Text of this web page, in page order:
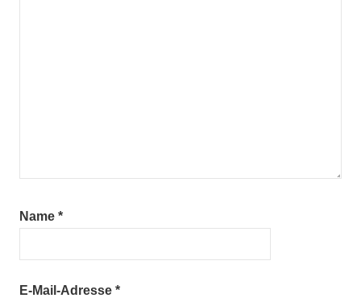
Name *
E-Mail-Adresse *